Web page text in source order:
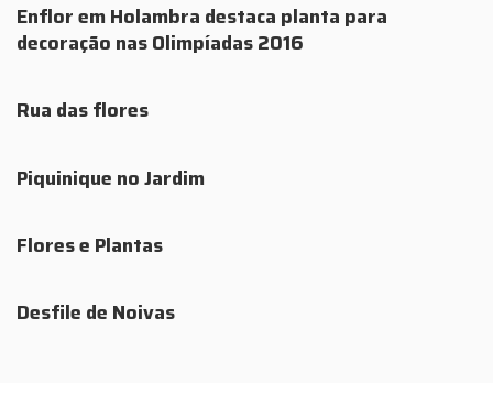
Enflor em Holambra destaca planta para
decoração nas Olimpíadas 2016
Rua das flores
Piquinique no Jardim
Flores e Plantas
Desfile de Noivas